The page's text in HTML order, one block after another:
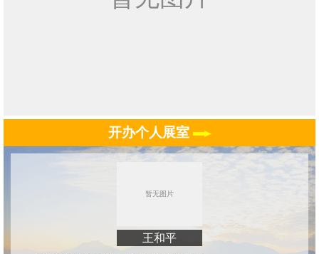
开办个人展室
王和平